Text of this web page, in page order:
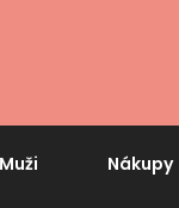
Muži Nákupy